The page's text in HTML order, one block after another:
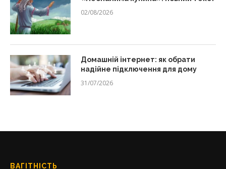
02/08/2026
Домашній інтернет: як обрати
надійне підключення для дому
31/07/2026
ВАГІТНІСТЬ